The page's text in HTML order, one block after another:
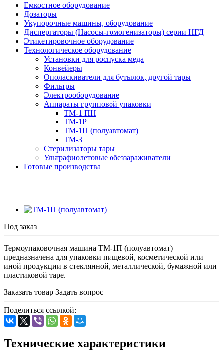
Емкостное оборудование
Дозаторы
Укупорочные машины, оборудование
Диспергаторы (Насосы-гомогенизаторы) серии НГД
Этикетировочное оборудование
Технологическое оборудование
Установки для роспуска меда
Конвейеры
Ополаскиватели для бутылок, другой тары
Фильтры
Электрооборудование
Аппараты групповой упаковки
ТМ-1 ПН
ТМ-1Р
ТМ-1П (полуавтомат)
ТМ-3
Стерилизаторы тары
Ультрафиолетовые обеззараживатели
Готовые производства
Под заказ
Термоупаковочная машина ТМ-1П (полуавтомат)
предназначена для упаковки пищевой, косметической или
иной продукции в стеклянной, металлической, бумажной или
пластиковой таре.
Заказать товар Задать вопрос
Поделиться ссылкой:
Технические характеристики